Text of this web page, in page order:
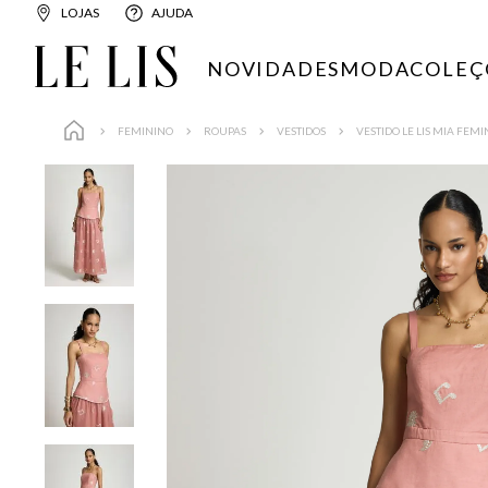
LOJAS AJUDA
NOVIDADESMODA
FEMININO ROUPAS VESTIDOS VESTIDO LE LIS MIA